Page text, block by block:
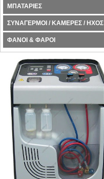
ΜΠΑΤΑΡΙΕΣ
ΣΥΝΑΓΕΡΜΟΙ / ΚΑΜΕΡΕΣ / ΗΧΟΣ
ΦΑΝΟΙ & ΦΑΡΟΙ